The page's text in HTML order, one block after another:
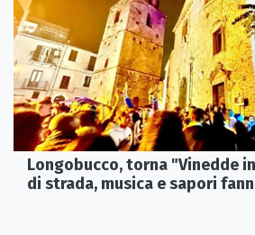
Longobucco, torna "Vinedde
di strada, musica e sapori